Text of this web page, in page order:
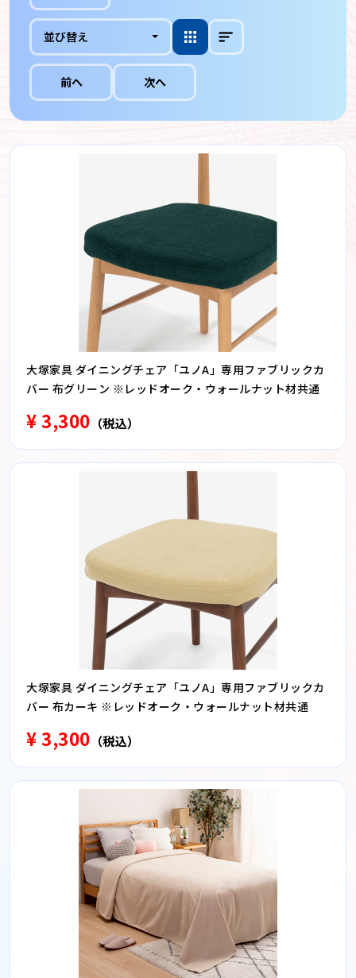
並び替え
前へ 次へ
大塚家具 ダイニングチェア「ユノA」専用ファブリックカ
バー 布グリーン ※レッドオーク・ウォールナット材共通
¥ 3,300 （税込）
大塚家具 ダイニングチェア「ユノA」専用ファブリックカ
バー 布カーキ ※レッドオーク・ウォールナット材共通
¥ 3,300 （税込）